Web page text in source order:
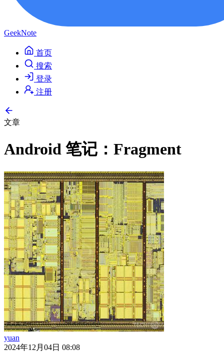
GeekNote
首页
搜索
登录
注册
文章
Android 笔记：Fragment
yuan
2024年12月04日 08:08